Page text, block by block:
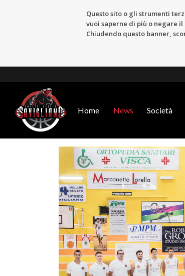
Questo sito o gli strumenti
vuoi saperne di più o negare
Chiudendo questo banner,
Home News Società